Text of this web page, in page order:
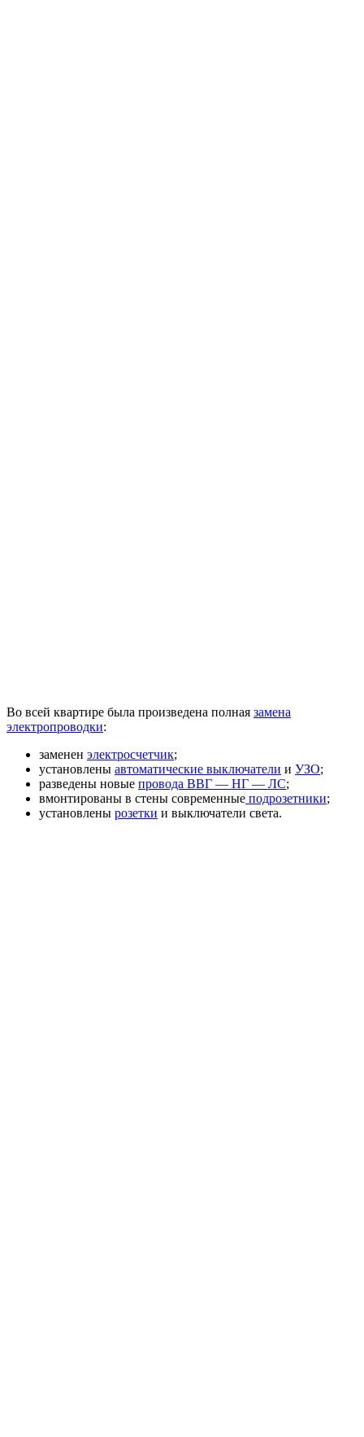
Во всей квартире была произведена полная замена
электропроводки:
заменен электросчетчик;
установлены автоматические выключатели и УЗО;
разведены новые провода ВВГ — НГ — ЛС;
вмонтированы в стены современные подрозетники;
установлены розетки и выключатели света.